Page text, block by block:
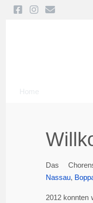
Home
Das
Nassau,
2012 konnten